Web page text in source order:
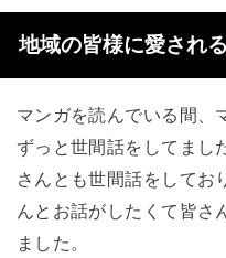
地域の皆様に愛され
マンガを読んでいる間、
ずっと世間話をしてまし
さんとも世間話をしてお
んとお話がしたくて皆さ
ました。